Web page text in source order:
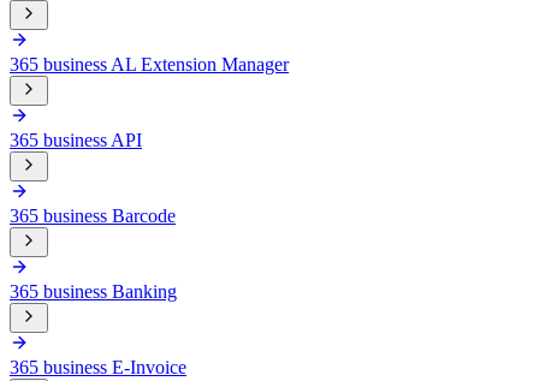
365 business AL Extension Manager
365 business API
365 business Barcode
365 business Banking
365 business E-Invoice